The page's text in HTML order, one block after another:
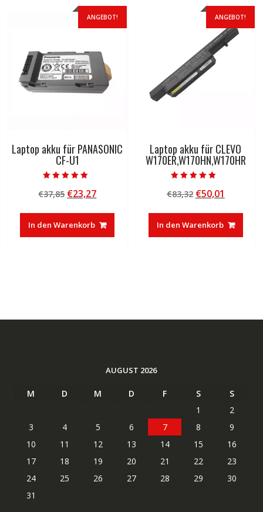
ANGEBOT!
Laptop akku für PANASONIC
CF-U1
5.00
von 5
€37,85 Ursprünglicher
war:
€37,85
€23,27Aktueller
ist:
€23,27.
In den Warenkorb
ANGEBOT!
Laptop akku für CLEVO
W170ER,W170HN,W170HR
4.50
von 5
€83,32 Ursprünglicher
war:
€83,32
€50,01
ist:
€50,01.
In den Warenkorb
AUGUST 2026
M D M D F S
S
1
2
3
4 5 6 7 8
9
10
11 12 13 14 15
16
17
18 19 20 21 22
23
24
25 26 27 28 29
30
31